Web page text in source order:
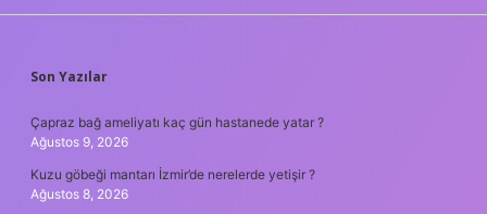
SIDEBAR
Son Yazılar
Çapraz bağ ameliyatı kaç gün hastanede yatar ?
Ağustos 9, 2026
Kuzu göbeği mantarı İzmir’de nerelerde yetişir ?
Ağustos 8, 2026